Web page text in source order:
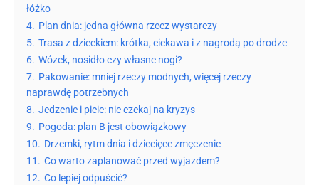
łóżko
4. Plan dnia: jedna główna rzecz wystarczy
5. Trasa z dzieckiem: krótka, ciekawa i z nagrodą po drodze
6. Wózek, nosidło czy własne nogi?
7. Pakowanie: mniej rzeczy modnych, więcej rzeczy
naprawdę potrzebnych
8. Jedzenie i picie: nie czekaj na kryzys
9. Pogoda: plan B jest obowiązkowy
10. Drzemki, rytm dnia i dziecięce zmęczenie
11. Co warto zaplanować przed wyjazdem?
12. Co lepiej odpuścić?